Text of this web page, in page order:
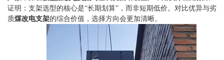
证明：支架选型的核心是“长期划算”，而非短期低价。对比优异与劣
质煤改电支架的综合价值，选择方向会更加清晰。